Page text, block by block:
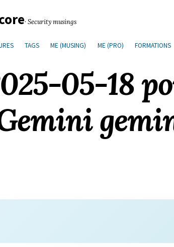
· Security musings
TAGS ME (MUSING) ME (PRO) FORMATIONS
05-18